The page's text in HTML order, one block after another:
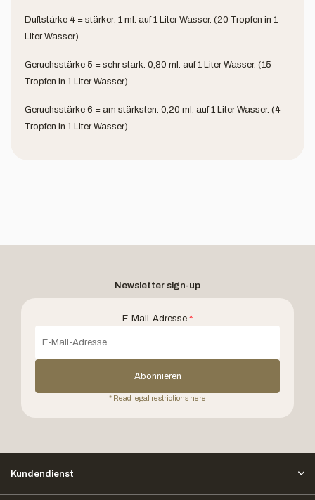
Duftstärke 4 = stärker: 1 ml. auf 1 Liter Wasser. (20 Tropfen in 1
Liter Wasser)
Geruchsstärke 5 = sehr stark: 0,80 ml. auf 1 Liter Wasser. (15
Tropfen in 1 Liter Wasser)
Geruchsstärke 6 = am stärksten: 0,20 ml. auf 1 Liter Wasser. (4
Tropfen in 1 Liter Wasser)
Newsletter sign-up
E-Mail-Adresse *
Abonnieren
* Read legal restrictions here
Kundendienst